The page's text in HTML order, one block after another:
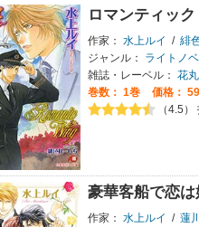
ロマンティッ
作家： 水上ルイ / 緋
ジャンル：
ライトノ
雑誌・レーベル： 花
巻数： 1巻
価格：
（4.5
豪華客船で恋は
作家： 水上ルイ / 蓮